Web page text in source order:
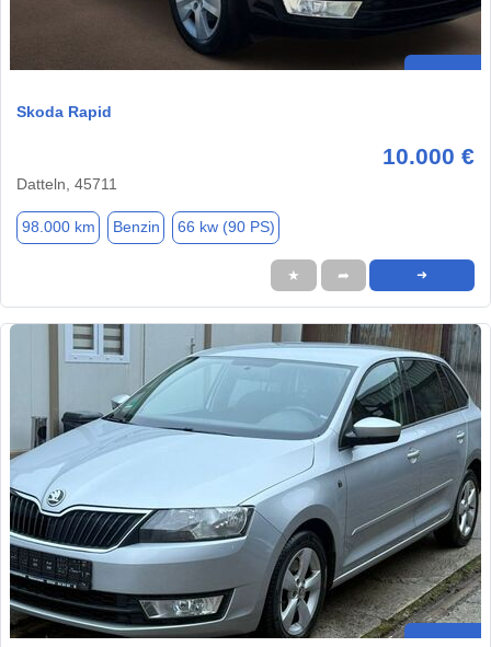
Skoda Rapid
10.000 €
Datteln, 45711
98.000 km Benzin 66 kw (90 PS)
★ ➦ ➜